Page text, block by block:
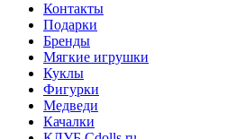
Контакты
Подарки
Бренды
Мягкие игрушки
Куклы
Фигурки
Медведи
Качалки